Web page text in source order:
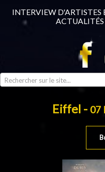
INTERVIEW D'ARTISTES
Rechercher sur le site...
Eiffel - 07